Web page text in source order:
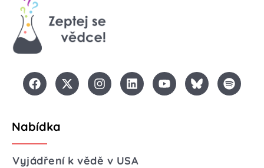
Nabídka
Vyjádření k vědě v USA